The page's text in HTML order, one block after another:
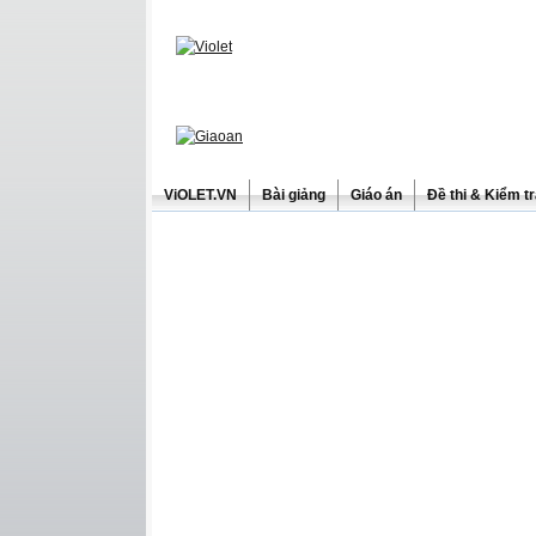
ViOLET.VN Bài giảng Giáo án Đề thi & Kiểm